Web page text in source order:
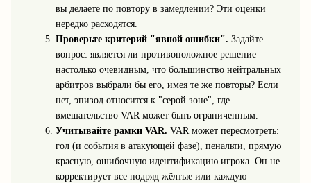
вы делаете по повтору в замедлении? Эти оценки
нередко расходятся.
Проверьте критерий "явной ошибки". Задайте
вопрос: является ли противоположное решение
настолько очевидным, что большинство нейтральных
арбитров выбрали бы его, имея те же повторы? Если
нет, эпизод относится к "серой зоне", где
вмешательство VAR может быть ограниченным.
Учитывайте рамки VAR. VAR может пересмотреть:
гол (и события в атакующей фазе), пенальти, прямую
красную, ошибочную идентификацию игрока. Он не
корректирует все подряд жёлтые или каждую